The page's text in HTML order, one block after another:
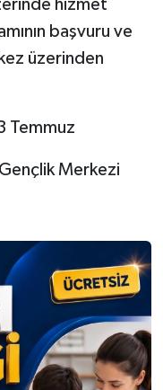
hizmet
başvuru ve
üzerinden
Temmuz
Merkezi